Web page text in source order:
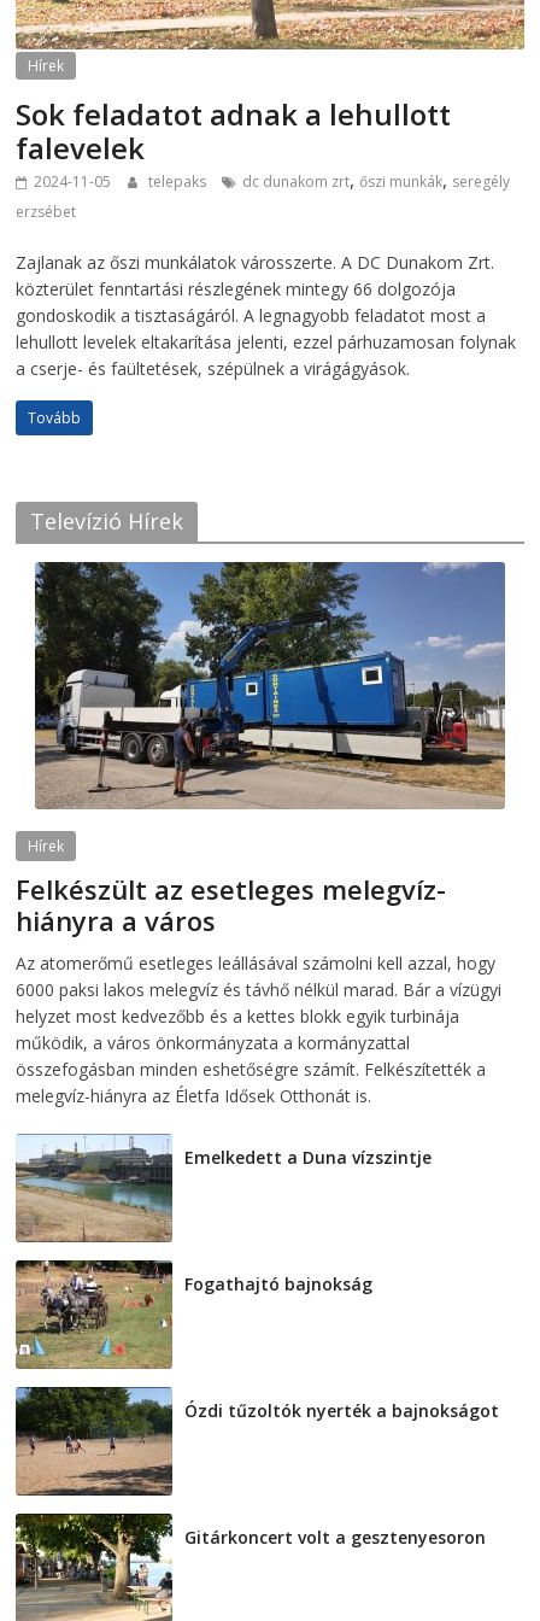
Hírek
Sok feladatot adnak a lehullott
falevelek
2024-11-05 telepaks dc dunakom zrt,őszi munkák, seregély
erzsébet
Zajlanak az őszi munkálatok városszerte. A DC Dunakom Zrt.
közterület fenntartási részlegének mintegy 66 dolgozója
gondoskodik a tisztaságáról. A legnagyobb feladatot most a
lehullott levelek eltakarítása jelenti, ezzel párhuzamosan folynak
a cserje- és faültetések, szépülnek a virágágyások.
Tovább
Televízió Hírek
Hírek
Felkészült az esetleges melegvíz-
hiányra a város
Az atomerőmű esetleges leállásával számolni kell azzal, hogy
6000 paksi lakos melegvíz és távhő nélkül marad. Bár a vízügyi
helyzet most kedvezőbb és a kettes blokk egyik turbinája
működik, a város önkormányzata a kormányzattal
összefogásban minden eshetőségre számít. Felkészítették a
melegvíz-hiányra az Életfa Idősek Otthonát is.
Emelkedett a Duna vízszintje
Fogathajtó bajnokság
Ózdi tűzoltók nyerték a bajnokságot
Gitárkoncert volt a gesztenyesoron